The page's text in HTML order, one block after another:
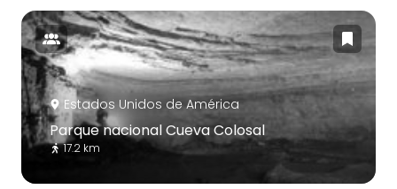
Estados Unidos de América
Parque nacional Cueva Colosal
17.2 km